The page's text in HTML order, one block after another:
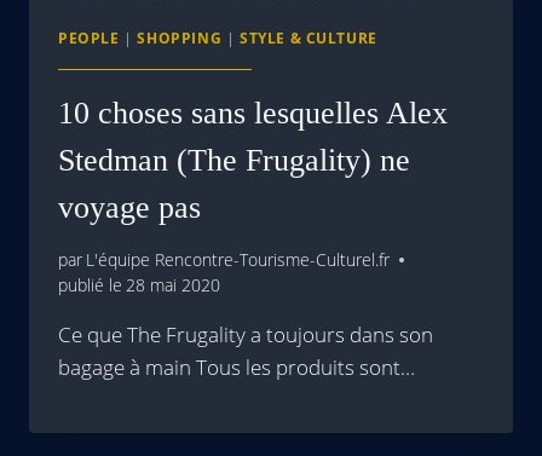
PEOPLE |SHOPPING | STYLE & CULTURE
10 choses sans lesquelles Alex
Stedman (The Frugality) ne
voyage pas
par L'équipe Rencontre-Tourisme-Culturel.fr
publié le 28 mai 2020
Ce que The Frugality a toujours dans son
bagage à main Tous les produits sont…